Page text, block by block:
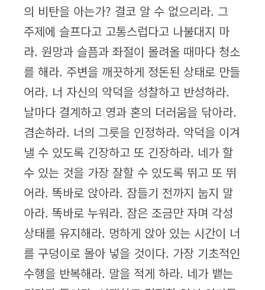
의 비탄을 아는가? 결코 알 수 없으리라. 그
주제에 슬프다고 고통스럽다고 나불대지 마
라. 원망과 슬픔과 좌절이 몰려올 때마다 청소
를 해라. 주변을 깨끗하게 정돈된 상태로 만들
어라. 너 자신의 악덕을 성찰하고 반성하라.
날마다 결계하고 영과 혼의 더러움을 닦아라.
겸손하라. 너의 그릇을 인정하라. 악덕을 이겨
낼 수 있도록 긴장하고 또 긴장하라. 네가 할
수 있는 것을 가장 잘할 수 있도록 뛰고 또 뛰
어라. 똑바로 앉아라. 잠들기 전까지 눕지 말
아라. 똑바로 누워라. 잠은 조금만 자며 각성
상태를 유지해라. 멍하게 앉아 있는 시간이 너
를 구덩이로 몰아 넣을 것이다. 가장 기초적인
수행을 반복해라. 말을 적게 하라. 네가 뱉는